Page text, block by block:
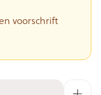
voorschrift